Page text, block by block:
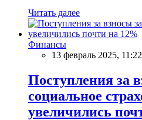
Читать далее
Финансы
13 февраль 2025, 11:22
Поступления за
социальное
увеличились